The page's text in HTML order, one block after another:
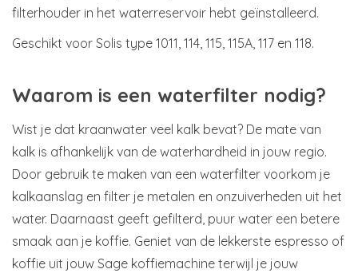
filterhouder in het waterreservoir hebt geïnstalleerd.
Geschikt voor Solis type 1011, 114, 115, 115A, 117 en 118.
Waarom is een waterfilter nodig?
Wist je dat kraanwater veel kalk bevat? De mate van
kalk is afhankelijk van de waterhardheid in jouw regio.
Door gebruik te maken van een waterfilter voorkom je
kalkaanslag en filter je metalen en onzuiverheden uit het
water. Daarnaast geeft gefilterd, puur water een betere
smaak aan je koffie. Geniet van de lekkerste espresso of
koffie uit jouw Sage koffiemachine terwijl je jouw